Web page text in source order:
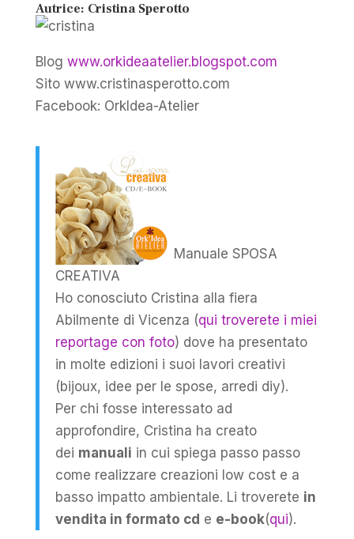
Autrice: Cristina Sperotto
Blog www.orkideaatelier.blogspot.com
Sito www.cristinasperotto.com
Facebook: OrkIdea-Atelier
Manuale SPOSA
CREATIVA
Ho conosciuto Cristina alla fiera
Abilmente di Vicenza (qui troverete i miei
reportage con foto) dove ha presentato
in molte edizioni i suoi lavori creativi
(bijoux, idee per le spose, arredi diy).
Per chi fosse interessato ad
approfondire, Cristina ha creato
dei manuali in cui spiega passo passo
come realizzare creazioni low cost e a
basso impatto ambientale. Li troverete in
vendita in formato cd e e-book(qui).